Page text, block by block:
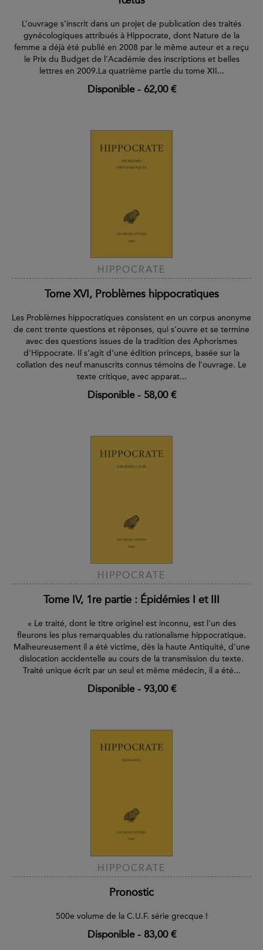
L’ouvrage s’inscrit dans un projet de publication des traités
gynécologiques attribués à Hippocrate, dont Nature de la
femme a déjà été publié en 2008 par le même auteur et a reçu
le Prix du Budget de l’Académie des inscriptions et belles
lettres en 2009.La quatrième partie du tome XII...
Disponible- 62,00 €
HIPPOCRATE
Tome XVI, Problèmes hippocratiques
Les Problèmes hippocratiques consistent en un corpus anonyme
de cent trente questions et réponses, qui s’ouvre et se termine
avec des questions issues de la tradition des Aphorismes
d'Hippocrate. Il s’agit d’une édition princeps, basée sur la
collation des neuf manuscrits connus témoins de l’ouvrage. Le
texte critique, avec apparat...
Disponible- 58,00 €
HIPPOCRATE
Tome IV, 1re partie : Épidémies I et III
« Le traité, dont le titre originel est inconnu, est l'un des
fleurons les plus remarquables du rationalisme hippocratique.
Malheureusement il a été victime, dès la haute Antiquité, d'une
dislocation accidentelle au cours de la transmission du texte.
Traité unique écrit par un seul et même médecin, il a été...
Disponible- 93,00 €
HIPPOCRATE
Pronostic
500e volume de la C.U.F. série grecque !
Disponible- 83,00 €